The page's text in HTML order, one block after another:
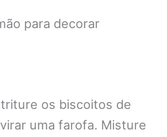
para decorar
triture os biscoitos de
uma farofa. Misture